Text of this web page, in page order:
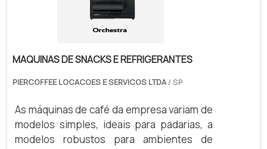
MAQUINAS DE SNACKS E REFRIGERANTES
PIERCOFFEE LOCACOES E SERVICOS LTDA/ SP
As máquinas de café da empresa variam de
modelos simples, ideais para padarias, a
modelos robustos para ambientes de